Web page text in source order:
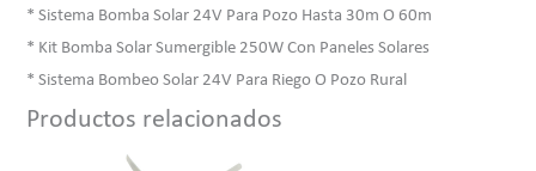
* Sistema Bomba Solar 24V Para Pozo Hasta 30m O 60m
* Kit Bomba Solar Sumergible 250W Con Paneles Solares
* Sistema Bombeo Solar 24V Para Riego O Pozo Rural
Productos relacionados